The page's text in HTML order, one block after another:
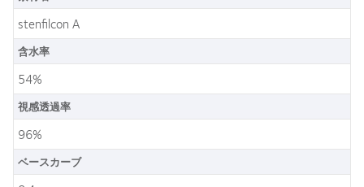
stenfilcon A
含水率
54%
視感透過率
96%
ベースカーブ